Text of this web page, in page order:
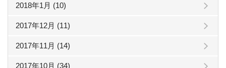
2018年1月 (10)
2017年12月 (11)
2017年11月 (14)
2017年10月 (34)